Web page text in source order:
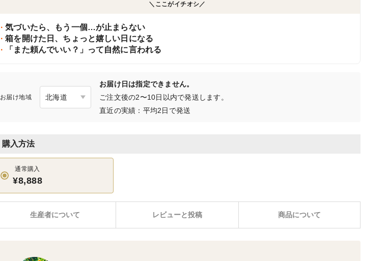
＼ここがイチオシ／
気づいたら、もう一個…が止まらない
箱を開けた日、ちょっと嬉しい日になる
「また頼んでいい？」って自然に言われる
お届け地域
お届け日は指定できません。
ご注文後の2〜10日以内で発送します。
直近の実績：平均2日で発送
購入方法
通常購入
¥8,888
レビューと投稿 商品について
生産者について